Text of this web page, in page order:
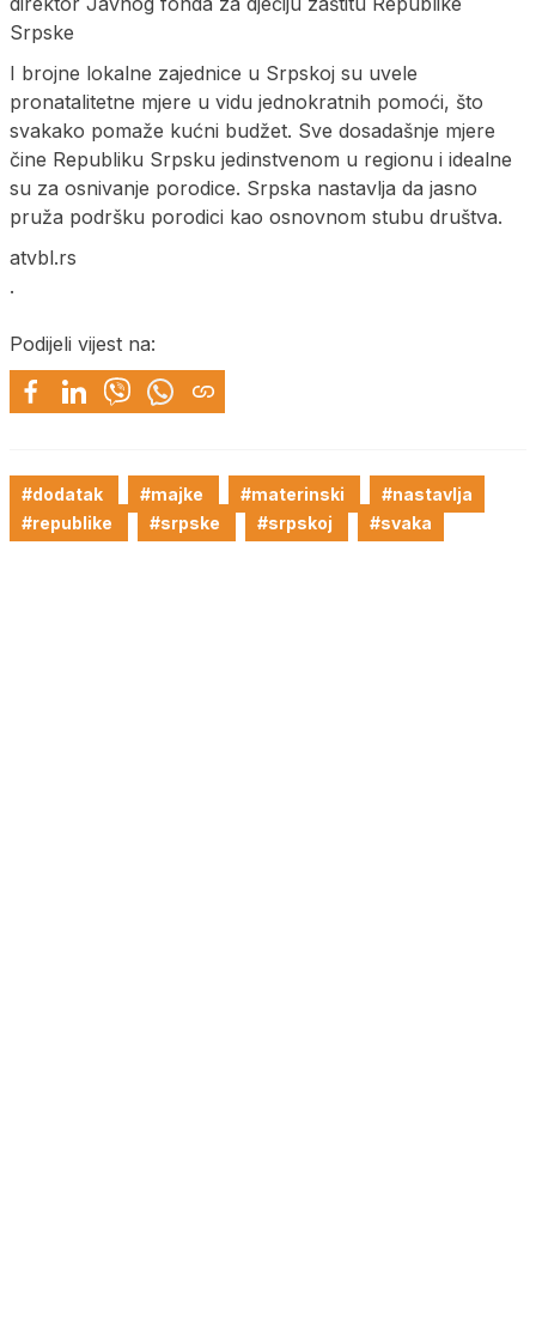
Srpske
I brojne lokalne zajednice u Srpskoj su uvele
pronatalitetne mjere u vidu jednokratnih pomoći, što
svakako pomaže kućni budžet. Sve dosadašnje mjere
čine Republiku Srpsku jedinstvenom u regionu i idealne
su za osnivanje porodice. Srpska nastavlja da jasno
pruža podršku porodici kao osnovnom stubu društva.
atvbl.rs
.
Podijeli vijest na:
#dodatak #majke #materinski
#nastavlja
#republike
#srpske #srpskoj #svaka